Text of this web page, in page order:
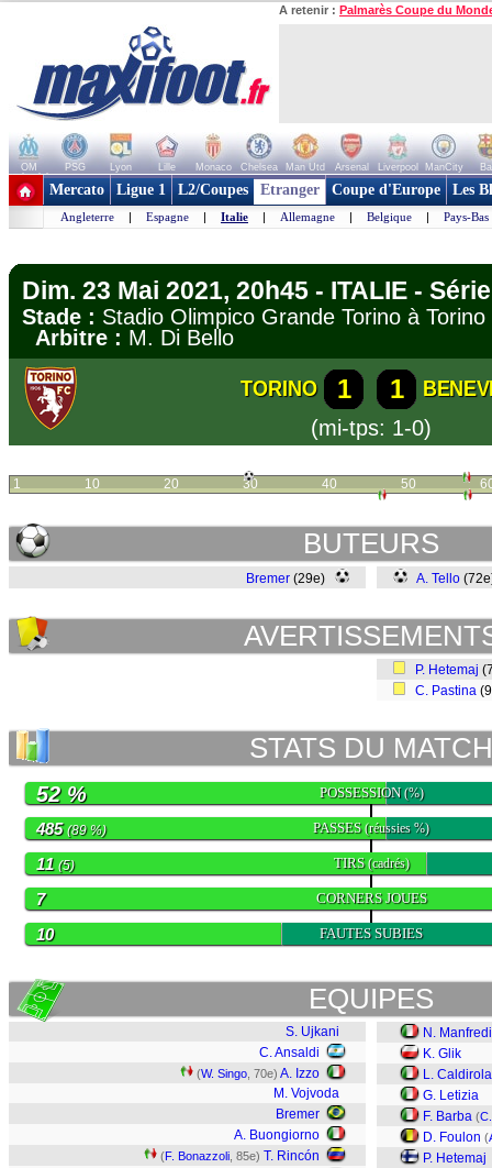
A retenir : Palmarès Coupe du
OM PSG Lyon Lille Monaco Chelsea Man Utd Arsenal Liverpool ManCity
+ de clubs
Mercato Ligue 1 L2/Coupes Etranger Coupe d'Europe Les
Angleterre | Espagne | Italie | Allemagne | Belgique | Pays-Bas
Dim. 23 Mai 2021, 20h45 - ITALIE -
Stade : Stadio Olimpico Grande Torino à
Arbitre : M. Di Bello
TORINO 1 1
(mi-tps: 1-0)
1 10 20 30 40 50
BUTEURS
Bremer (29e) A. Tello
P. Hetemaj
C. Pastina
STATS DU MATCH
POSSESSION(%)
52 %
PASSES(réussies %)
485(89 %)
TIRS(cadrés)
11 (5)
CORNERS JOUES
7
FAUTES SUBIES
10
EQUIPES
S. Ujkani
C. Ansaldi
(W. Singo , 70e) A. Izzo
M. Vojvoda
Bremer
A. Buongiorno
(F. Bonazzoli , 85e) T. Rincón
N.
K. Glik
L. Caldirola
G. Letizia
F. Barba (
D. Foulon (
P. Hetemaj